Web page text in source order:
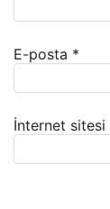
E-posta *
İnternet sitesi